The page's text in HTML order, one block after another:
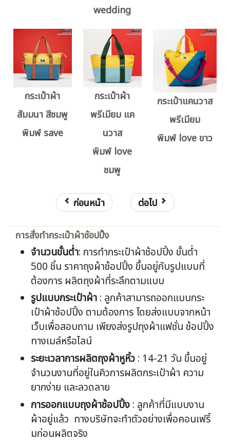
wedding
กระเป๋าผ้า
สัมมนา สีชมพู
พิมพ์ save
กระเป๋าผ้า
พรีเมียม แค
นวาส
พิมพ์ love
ชมพู
กระเป๋าแคนวาส
พรีเมียม
พิมพ์ love ขาว
ก่อนหน้า ต่อไป
การสั่งทำกระเป๋าผ้าช้อปปิ้ง
จำนวนขั้นต่ำ: การทำกระเป๋าผ้าช้อปปิ้ง ขั้นต่ำ
500 ชิ้น ราคาถุงผ้าช้อปปิ้ง ขึ้นอยู่กับรูปแบบที่
ต้องการ ผลิตถุงผ้าที่ระลึกตามแบบ
รูปแบบกระเป๋าผ้า : ลูกค้าสามารถออกแบบกระ
เป๋าผ้าช้อปปิ้ง ตามต้องการ โดยส่งแบบจากหน้า
เว็บเพื่อสอบถาม เพียงส่งรูปถุงผ้าแฟชั่น ช้อปปิ้ง
ทางเมล์หรือไลน์
ระยะเวลาการผลิตถุงผ้าหูหิ้ว : 14-21 วัน ขึ้นอยู่
จำนวนงานที่อยู่ในคิวการผลิตกระเป๋าผ้า ความ
ยากง่าย และลวดลาย
การออกแบบถุงผ้าช้อปปิ้ง : ลูกค้าที่มีแบบงาน
ผ้าอยู่แล้ว ทางบริษัทจะทำตัวอย่างเพื่อคอนเฟริ์
มก่อนผลิตจริง